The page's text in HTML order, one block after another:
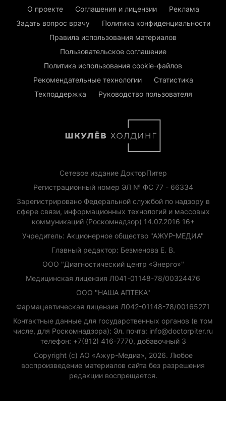
О проекте Соглашения и лицензии
Реклама
Задать вопрос врачу
Политика конфиденциальности
Правила использования материалов
Пользовательское соглашение
Политика использования cookie-файлов
Рекомендательные технологии
Статистика
Техподдержка
Руководство пользователя
Сетевое издание ДокторПитер
Регистрационный номер ЭЛ № ФС 77 - 66334
Зарегистрировано Федеральной службой по надзору в
сфере связи, информационных технологий и массовых
коммуникаций (Роскомнадзор) 14.07.2016 16+
Учредитель: Акционерное общество "АЖУР-МЕДИА"
Главный редактор: Безменова Е. В.
ООО "Диагностический центр «Энерго»"
Медицинская лицензия Л041-01148-78/00324476
ООО "НАША АПТЕКА"
Фармацевтическая лицензия Л042-01148-78/00165271
Контактные данные для государственных органов (в том
числе, для Роскомнадзора): Эл. почта: info@doctorpiter.ru
телефон: +7(812) 416-7770, добавочный 3
Copyright (с) АО «Ажур-Медиа», 2026. Любое
воспроизведение материалов сайта без разрешения
редакции воспрещается.